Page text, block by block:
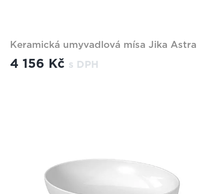
Keramická umyvadlová mísa Jika Astra
4 156 Kč s DPH